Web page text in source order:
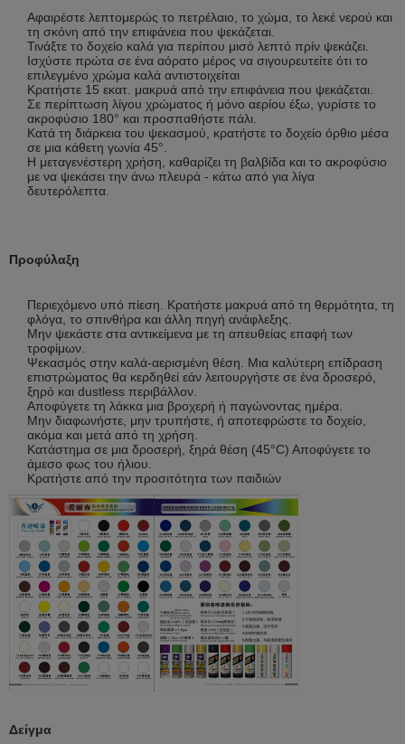
Αφαιρέστε λεπτομερώς το πετρέλαιο, το χώμα, το λεκέ νερού και
τη σκόνη από την επιφάνεια που ψεκάζεται.
Τινάξτε το δοχείο καλά για περίπου μισό λεπτό πρίν ψεκάζει.
Ισχύστε πρώτα σε ένα αόρατο μέρος να σιγουρευτείτε ότι το
επιλεγμένο χρώμα καλά αντιστοιχείται
Κρατήστε 15 εκατ. μακρυά από την επιφάνεια που ψεκάζεται.
Σε περίπτωση λίγου χρώματος ή μόνο αερίου έξω, γυρίστε το
ακροφύσιο 180° και προσπαθήστε πάλι.
Κατά τη διάρκεια του ψεκασμού, κρατήστε το δοχείο όρθιο μέσα
σε μια κάθετη γωνία 45°.
Η μεταγενέστερη χρήση, καθαρίζει τη βαλβίδα και το ακροφύσιο
με να ψεκάσει την άνω πλευρά - κάτω από για λίγα
δευτερόλεπτα.
Προφύλαξη
Περιεχόμενο υπό πίεση. Κρατήστε μακρυά από τη θερμότητα, τη
φλόγα, το σπινθήρα και άλλη πηγή ανάφλεξης.
Μην ψεκάστε στα αντικείμενα με τη απευθείας επαφή των
τροφίμων.
Ψεκασμός στην καλά-αερισμένη θέση. Μια καλύτερη επίδραση
επιστρώματος θα κερδηθεί εάν λειτουργήστε σε ένα δροσερό,
ξηρό και dustless περιβάλλον.
Αποφύγετε τη λάκκα μια βροχερή ή παγώνοντας ημέρα.
Μην διαφωνήστε, μην τρυπήστε, ή αποτεφρώστε το δοχείο,
ακόμα και μετά από τη χρήση.
Κατάστημα σε μια δροσερή, ξηρά θέση (45°C) Αποφύγετε το
άμεσο φως του ήλιου.
Κρατήστε από την προσιτότητα των παιδιών
Δείγμα